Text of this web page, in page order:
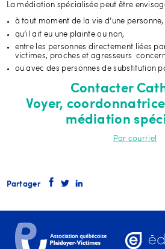
La médiation spécialisée peut être
à tout moment de la vie d’une personne,
qu’il ait eu une plainte ou non,
entre les personnes directement liées
victimes, proches et agresseurs
ou avec des personnes de substitution
Contacter
Voyer,
médiation
Par courriel
Partager